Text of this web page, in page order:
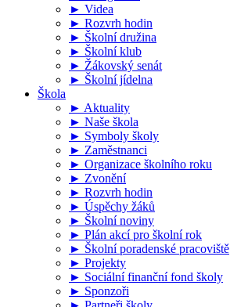
► Videa
► Rozvrh hodin
► Školní družina
► Školní klub
► Žákovský senát
► Školní jídelna
Škola
► Aktuality
► Naše škola
► Symboly školy
► Zaměstnanci
► Organizace školního roku
► Zvonění
► Rozvrh hodin
► Úspěchy žáků
► Školní noviny
► Plán akcí pro školní rok
► Školní poradenské pracoviště
► Projekty
► Sociální finanční fond školy
► Sponzoři